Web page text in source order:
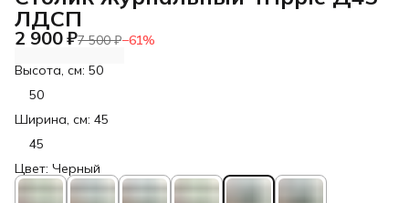
ЛДСП
2 900 ₽7 500 ₽−61%
Высота, см: 50
50
Ширина, см: 45
45
Цвет: Черный